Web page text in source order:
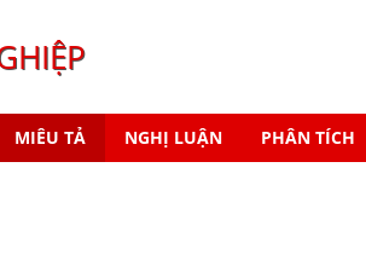
MIÊU TẢ NGHỊ LUẬN PHÂN TÍCH